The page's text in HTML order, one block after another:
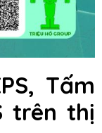
Tấm
trên thị